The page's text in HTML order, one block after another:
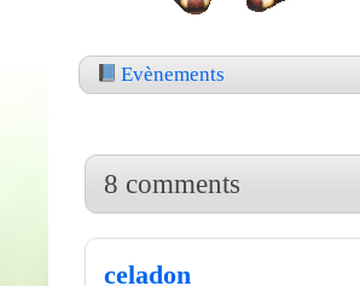
Evènements
8 comments
celadon